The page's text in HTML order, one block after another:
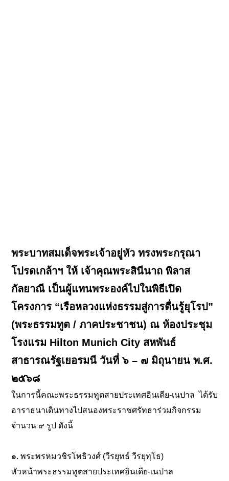
พระบาทสมเด็จพระเจ้าอยู่หัว ทรงพระกรุณา
โปรดเกล้าฯ ให้ เจ้าคุณพระสินีนาถ พิลาส
กัลยาณี เป็นผู้แทนพระองค์ไปในพิธีเปิด
โครงการ “เรือหลวงแห่งธรรมสู่การตื่นรู้ยุโรป”
(พระธรรมทูต / ภาคประชาชน) ณ ห้องประชุม
โรงแรม Hilton Munich City สหพันธ์
สาธารณรัฐเยอรมนี วันที่ ๖ – ๗ มิถุนายน พ.ศ.
๒๕๖๘
ในการนี้คณะพระธรรมทูตสายประเทศอินเดีย-เนปาล ได้รับ
อาราธนาเดินทางไปสนองพระราชศรัทธาร่วมกิจกรรม
จำนวน ๙ รูป ดังนี้
๑. พระพรหมวชิรโพธิวงศ์ (วีรยุทธ์ วีรยุทฺโธ)
หัวหน้าพระธรรมทูตสายประเทศอินเดีย-เนปาล